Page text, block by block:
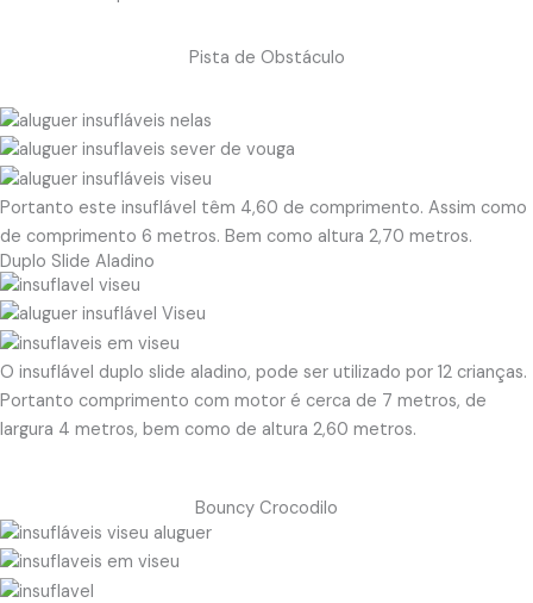
Pista de Obstáculo
Portanto este insuflável têm 4,60 de comprimento. Assim como
de comprimento 6 metros. Bem como altura 2,70 metros.
Duplo Slide Aladino
O insuflável duplo slide aladino, pode ser utilizado por 12 crianças.
Portanto comprimento com motor é cerca de 7 metros, de
largura 4 metros, bem como de altura 2,60 metros.
Bouncy Crocodilo